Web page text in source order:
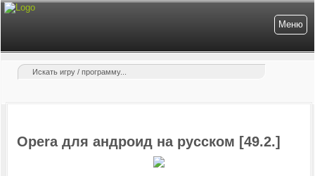
Меню
Opera для андроид на русском [49.2.]